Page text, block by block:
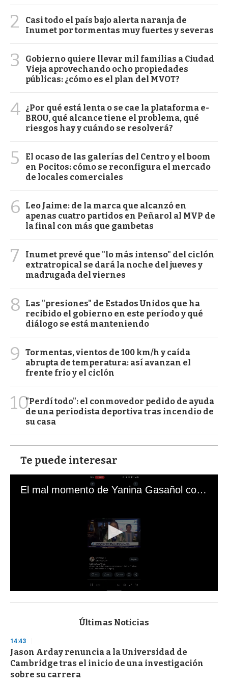
2
Casi todo el país bajo alerta naranja de
Inumet por tormentas muy fuertes y severas
3
Gobierno quiere llevar mil familias a Ciudad
Vieja aprovechando ocho propiedades
públicas: ¿cómo es el plan del MVOT?
4 ¿Por qué está lenta o se cae la plataforma e-
BROU, qué alcance tiene el problema, qué
riesgos hay y cuándo se resolverá?
5
El ocaso de las galerías del Centro y el boom
en Pocitos: cómo se reconfigura el mercado
de locales comerciales
6
Leo Jaime: de la marca que alcanzó en
apenas cuatro partidos en Peñarol al MVP de
la final con más que gambetas
7
Inumet prevé que "lo más intenso" del ciclón
extratropical se dará la noche del jueves y
madrugada del viernes
8
Las "presiones" de Estados Unidos que ha
recibido el gobierno en este período y qué
diálogo se está manteniendo
9
Tormentas, vientos de 100 km/h y caída
abrupta de temperatura: así avanzan el
frente frío y el ciclón
10"Perdí todo": el conmovedor pedido de ayuda
de una periodista deportiva tras incendio de
su casa
Te puede interesar
El mal momento de Yanina Gasañol con un hincha argentino en "Subrayado"
s
d
s
o
f
3
Últimas Noticias
14:43
Jason Arday renuncia a la Universidad de
Cambridge tras el inicio de una investigación
sobre su carrera